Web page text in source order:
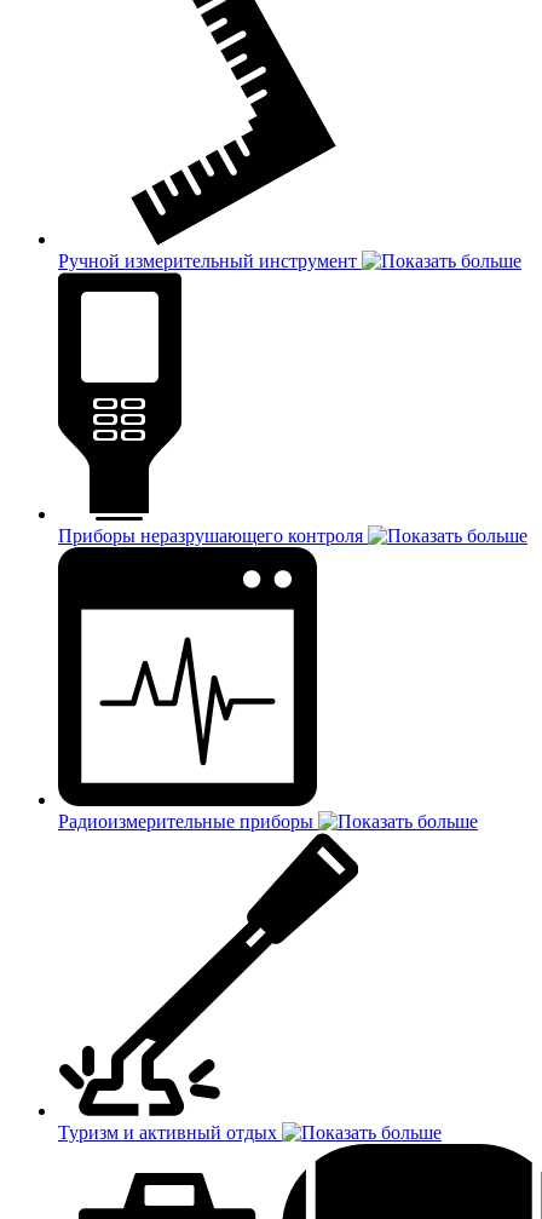
Ручной измерительный инструмент
Приборы неразрушающего контроля
Радиоизмерительные приборы
Туризм и активный отдых